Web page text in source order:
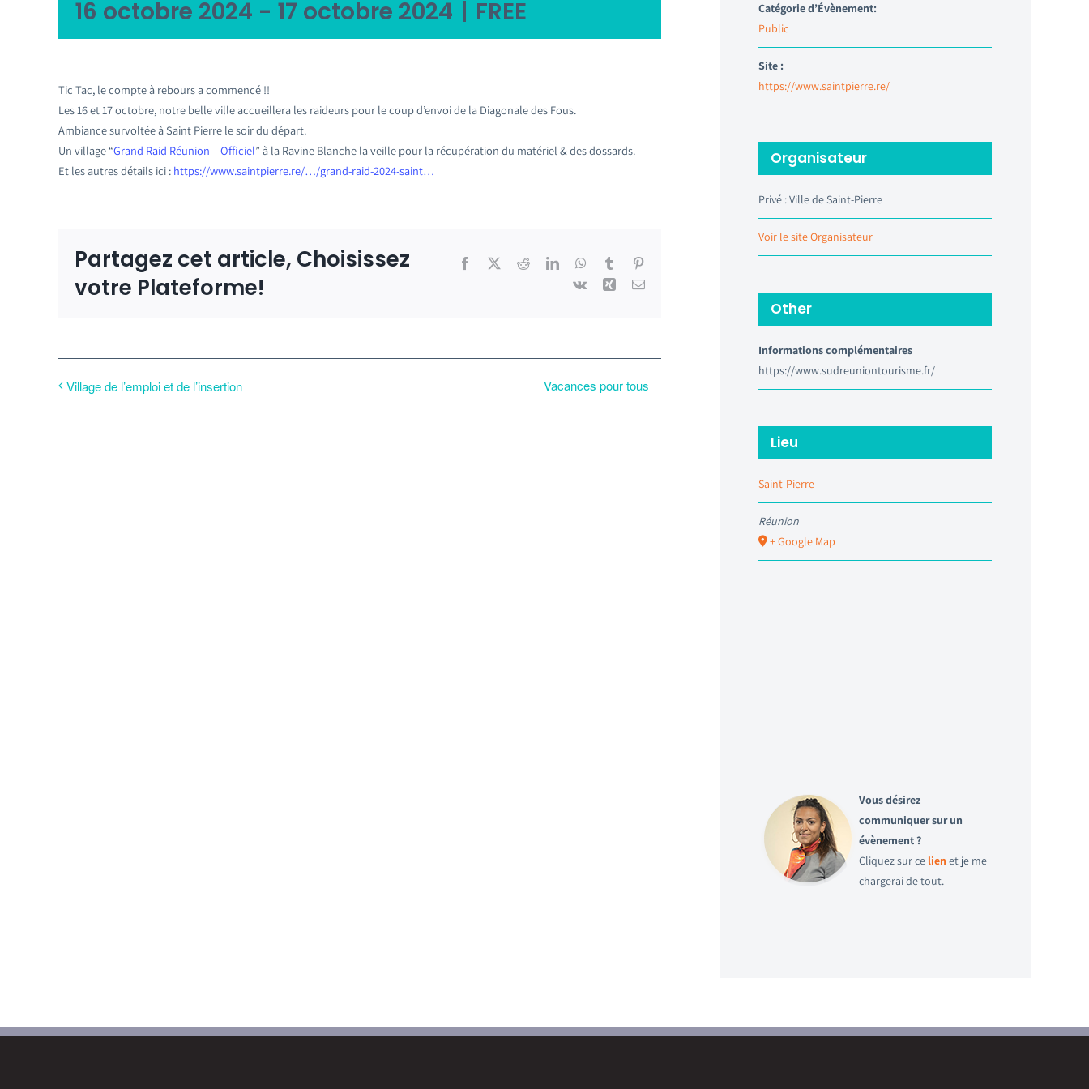
16 octobre 2024 - 17 octobre 2024 FREE
Tic Tac, le compte à rebours a commencé !!
Les 16 et 17 octobre, notre belle ville accueillera les raideurs pour le coup d’envoi de la Diagonale des Fous.
Ambiance survoltée à Saint Pierre le soir du départ.
Un village “Grand Raid Réunion – Officiel” à la Ravine Blanche la veille pour la récupération du matériel & des dossards.
Et les autres détails ici : https://www.saintpierre.re/…/grand-raid-2024-saint…
Partagez cet article, Choisissez
votre Plateforme!
Facebook RedditLinkedInWhatsApp
Tumblr
Vk
Xing Email
Village de l’emploi et de l’insertion Vacances pour tous
Catégorie d’Évènement:
Public
Site :
https://www.saintpierre.re/
Organisateur
Privé : Ville de Saint-Pierre
Voir le site Organisateur
Other
Informations complémentaires
https://www.sudreuniontourisme.fr/
Lieu
Saint-Pierre
Réunion
+ Google Map
Vous désirez
communiquer sur un
évènement ?
Cliquez sur ce lien et je me
chargerai de tout.